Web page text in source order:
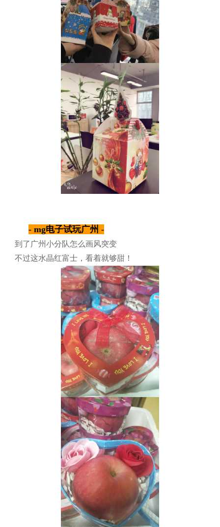
- mg电子试玩广州 -
到了广州小分队怎么画风突变
不过这水晶红富士，看着就够甜！